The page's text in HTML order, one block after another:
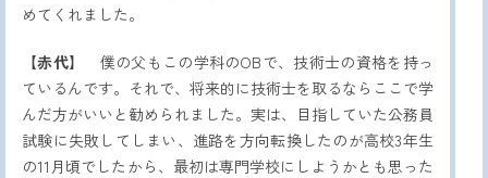
めてくれました。
【赤代】 僕の父もこの学科のOBで、技術士の資格を持っ
ているんです。それで、将来的に技術士を取るならここで学
んだ方がいいと勧められました。実は、目指していた公務員
試験に失敗してしまい、進路を方向転換したのが高校3年生
の11月頃でしたから、最初は専門学校にしようかとも思った